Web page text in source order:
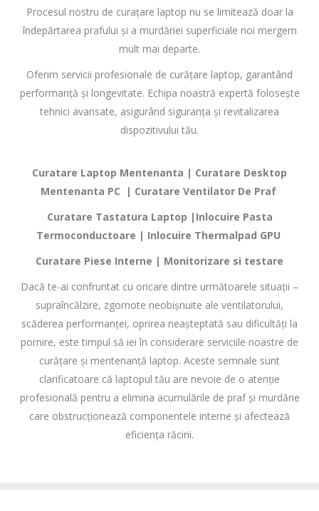
Procesul nostru de curațare laptop nu se limitează doar la
îndepărtarea prafului și a murdăriei superficiale noi mergem
mult mai departe.
Oferim servicii profesionale de curățare laptop, garantând
performanță și longevitate. Echipa noastră expertă folosește
tehnici avansate, asigurând siguranța și revitalizarea
dispozitivului tău.
Curatare Laptop Mentenanta | Curatare Desktop
Mentenanta PC | Curatare Ventilator De Praf
Curatare Tastatura Laptop |Inlocuire Pasta
Termoconductoare | Inlocuire Thermalpad GPU
Curatare Piese Interne | Monitorizare si testare
Dacă te-ai confruntat cu oricare dintre următoarele situații –
supraîncălzire, zgomote neobișnuite ale ventilatorului,
scăderea performanței, oprirea neașteptată sau dificultăți la
pornire, este timpul să iei în considerare serviciile noastre de
curățare și mentenanță laptop. Aceste semnale sunt
clarificatoare că laptopul tău are nevoie de o atenție
profesională pentru a elimina acumulările de praf și murdărie
care obstrucționează componentele interne și afectează
eficiența răcirii.